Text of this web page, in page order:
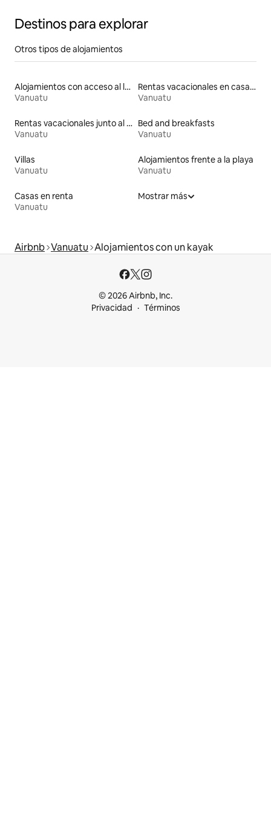
Destinos para explorar
Otros tipos de alojamientos
Alojamientos con acceso al lago
Vanuatu
Rentas vacacionales en casas de huéspedes
Vanuatu
Rentas vacacionales junto al agua
Vanuatu
Bed and breakfasts
Vanuatu
Villas
Vanuatu
Alojamientos frente a la playa
Vanuatu
Casas en renta
Vanuatu
Mostrar más
Airbnb Vanuatu Alojamientos con un kayak
© 2026 Airbnb, Inc.
Privacidad
Términos